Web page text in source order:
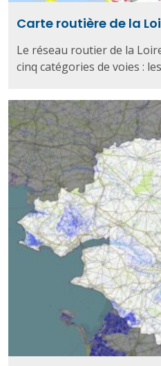
Carte routière de la
Le réseau routier de la
cinq catégories de voies : les